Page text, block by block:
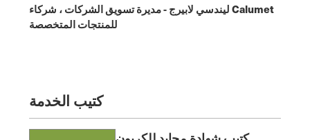
ليندسي لابيرج - مديرة تسويق الشركات ، شركاء Calumet
للمنتجات المتخصصة
كتيب الخدمة